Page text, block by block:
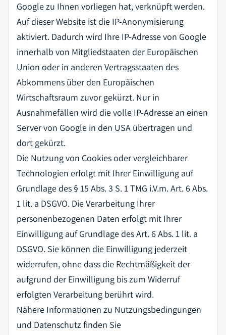
Google zu Ihnen vorliegen hat, verknüpft werden.
Auf dieser Website ist die IP-Anonymisierung
aktiviert. Dadurch wird Ihre IP-Adresse von Google
innerhalb von Mitgliedstaaten der Europäischen
Union oder in anderen Vertragsstaaten des
Abkommens über den Europäischen
Wirtschaftsraum zuvor gekürzt. Nur in
Ausnahmefällen wird die volle IP-Adresse an einen
Server von Google in den USA übertragen und
dort gekürzt.
Die Nutzung von Cookies oder vergleichbarer
Technologien erfolgt mit Ihrer Einwilligung auf
Grundlage des § 15 Abs. 3 S. 1 TMG i.V.m. Art. 6 Abs.
1 lit. a DSGVO. Die Verarbeitung Ihrer
personenbezogenen Daten erfolgt mit Ihrer
Einwilligung auf Grundlage des Art. 6 Abs. 1 lit. a
DSGVO. Sie können die Einwilligung jederzeit
widerrufen, ohne dass die Rechtmäßigkeit der
aufgrund der Einwilligung bis zum Widerruf
erfolgten Verarbeitung berührt wird.
Nähere Informationen zu Nutzungsbedingungen
und Datenschutz finden Sie